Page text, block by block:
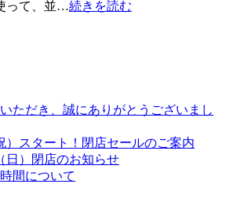
って、並…続きを読む
ただき、誠にありがとうございまし
）スタート！閉店セールのご案内
日）閉店のお知らせ
間について